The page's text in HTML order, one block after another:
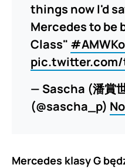
things now I'd
Mercedes to be
Class"
pic.twitter.com/
— Sascha (潘賞
(@sascha_p)
Mercedes klasy G